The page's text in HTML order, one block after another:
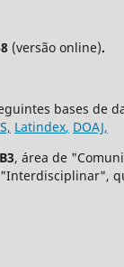
(versão online).
bases de
Latindex, DOAJ,
, área de